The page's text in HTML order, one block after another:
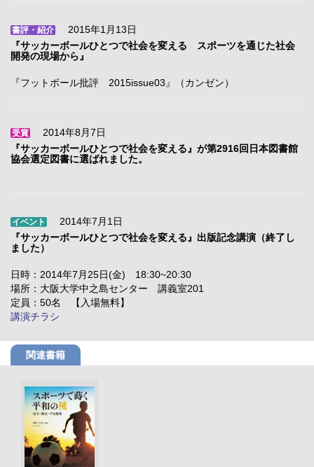
書評・紹介
2015年1月13日
『サッカーボールひとつで社会を変える スポーツを通じた社会
開発の現場から』
『フットボール批評 2015issue03』（カンゼン）
受賞
2014年8月7日
『サッカーボールひとつで社会を変える』が第2916回日本図書館
協会選定図書に選ばれました。
イベント
2014年7月1日
『サッカーボールひとつで社会を変える』出版記念講演（終了し
ました）
日時：2014年7月25日(金) 18:30~20:30
場所：大阪大学中之島センター 講義室201
定員：50名 【入場無料】
講演チラシ
関連書籍